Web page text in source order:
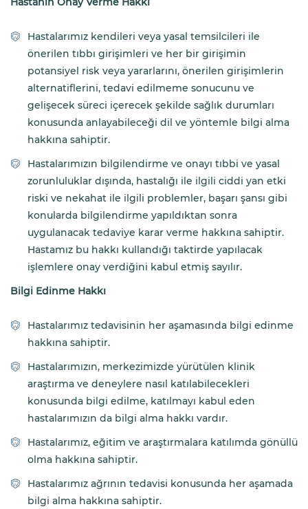
Hastalarımız kendileri veya yasal temsilcileri ile
önerilen tıbbı girişimleri ve her bir girişimin
potansiyel risk veya yararlarını, önerilen girişimlerin
alternatiflerini, tedavi edilmeme sonucunu ve
gelişecek süreci içerecek şekilde sağlık durumları
konusunda anlayabileceği dil ve yöntemle bilgi alma
hakkına sahiptir.
Hastalarımızın bilgilendirme ve onayı tıbbi ve yasal
zorunluluklar dışında, hastalığı ile ilgili ciddi yan etki
riski ve nekahat ile ilgili problemler, başarı şansı gibi
konularda bilgilendirme yapıldıktan sonra
uygulanacak tedaviye karar verme hakkına sahiptir.
Hastamız bu hakkı kullandığı taktirde yapılacak
işlemlere onay verdiğini kabul etmiş sayılır.
Bilgi Edinme Hakkı
Hastalarımız tedavisinin her aşamasında bilgi edinme
hakkına sahiptir.
Hastalarımızın, merkezimizde yürütülen klinik
araştırma ve deneylere nasıl katılabilecekleri
konusunda bilgi edilme, katılmayı kabul eden
hastalarımızın da bilgi alma hakkı vardır.
Hastalarımız, eğitim ve araştırmalara katılımda gönüllü
olma hakkına sahiptir.
Hastalarımız ağrının tedavisi konusunda her aşamada
bilgi alma hakkına sahiptir.